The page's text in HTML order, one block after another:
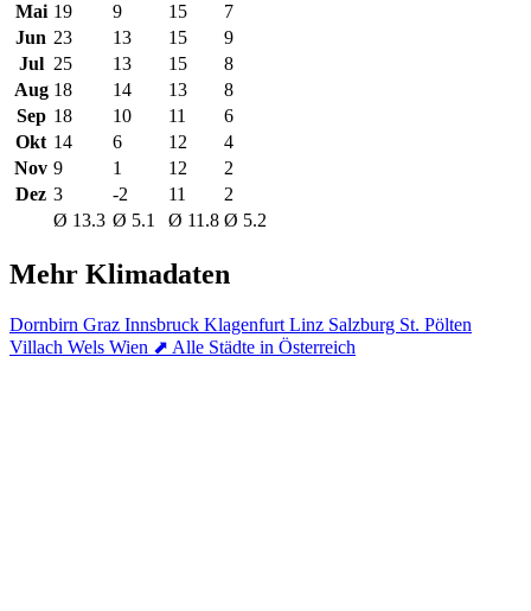
Mai 19 9 15
7
Jun 23 13 15
9
Jul 25 13 15
8
Aug 18 14 13
8
Sep 18 10 11
6
Okt 14 6 12
4
Nov 9 1 12
2
Dez 3 -2 11
2
Ø 13.3 Ø 5.1 Ø 11.8 Ø 5.2
Mehr Klimadaten
Dornbirn Graz Innsbruck Klagenfurt Linz Salzburg St. Pölten
Villach Wels Wien ⬈ Alle Städte in Österreich